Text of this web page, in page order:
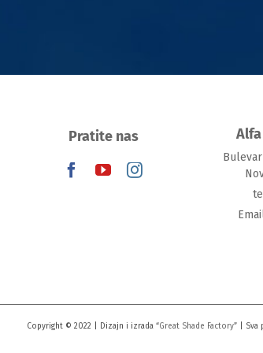
Pratite nas
Copyright © 2022 | Dizajn i izrada “Great Shade Factory” | Sva